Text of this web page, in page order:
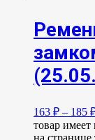
163 ₽ – 185
товар
на странице